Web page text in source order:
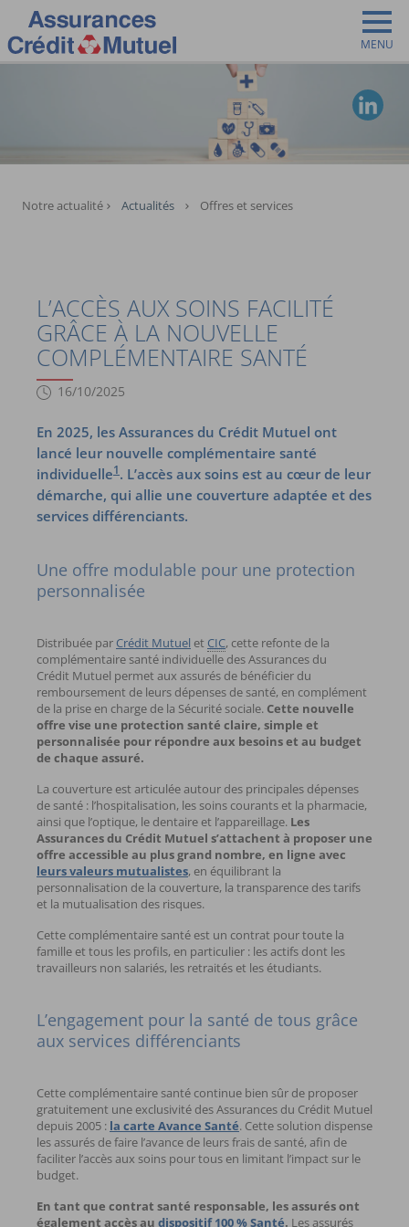
MENU
Vous êtes ici:
Notre actualité Actualités Offres et services
L’ACCÈS AUX SOINS FACILITÉ
GRÂCE À LA NOUVELLE
COMPLÉMENTAIRE SANTÉ
16/10/2025
En 2025, les Assurances du Crédit Mutuel ont
lancé leur nouvelle complémentaire santé
individuelle1 . L’accès aux soins est au cœur de leur
démarche, qui allie une couverture adaptée et des
services différenciants.
Une offre modulable pour une protection
personnalisée
Distribuée par Crédit Mutuel et CIC, cette refonte de la
complémentaire santé individuelle des Assurances du
Crédit Mutuel permet aux assurés de bénéficier du
remboursement de leurs dépenses de santé, en complément
de la prise en charge de la Sécurité sociale. Cette nouvelle
offre vise une protection santé claire, simple et
personnalisée pour répondre aux besoins et au budget
de chaque assuré.
La couverture est articulée autour des principales dépenses
de santé : l’hospitalisation, les soins courants et la pharmacie,
ainsi que l’optique, le dentaire et l’appareillage. Les
Assurances du Crédit Mutuel s’attachent à proposer une
offre accessible au plus grand nombre, en ligne avec
leurs valeurs mutualistes, en équilibrant la
personnalisation de la couverture, la transparence des tarifs
et la mutualisation des risques.
Cette complémentaire santé est un contrat pour toute la
famille et tous les profils, en particulier : les actifs dont les
travailleurs non salariés, les retraités et les étudiants.
L’engagement pour la santé de tous grâce
aux services différenciants
Cette complémentaire santé continue bien sûr de proposer
gratuitement une exclusivité des Assurances du Crédit Mutuel
depuis 2005 : la carte Avance Santé. Cette solution dispense
les assurés de faire l’avance de leurs frais de santé, afin de
faciliter l’accès aux soins pour tous en limitant l’impact sur le
budget.
En tant que contrat santé responsable, les assurés ont
également accès au dispositif 100 % Santé. Les assurés